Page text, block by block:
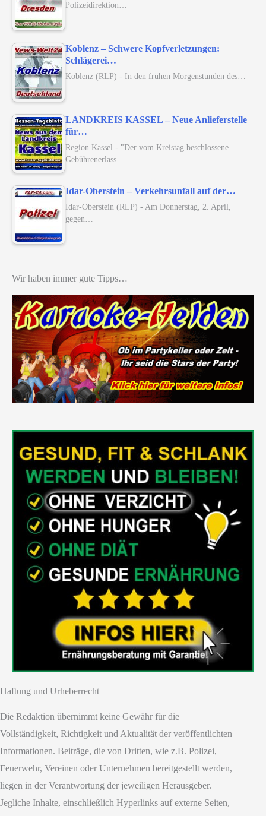
Polizeidirektion…
Koblenz – Schwere Kopfverletzungen:
Schlägerei…
Koblenz (RLP) - In den frühen Morgenstunden des…
LANDKREIS KASSEL – Neue Anlieferstelle
für…
Region Kassel - "Der vom Kreistag beschlossene
Gebührenerlass…
Idar-Oberstein – Verkehrsunfall auf der…
Idar-Oberstein (RLP) - Am Donnerstag, 2. April,
gegen…
Wir haben immer gute Tipps…
Haftung und Urheberrecht
Die Redaktion übernimmt keine Gewähr für die
Vollständigkeit, Richtigkeit und Aktualität der veröffentlichten
Informationen. Beiträge, die von Dritten, wie z.B. Polizei,
Feuerwehr, Vereinen oder Unternehmen bereitgestellt werden,
liegen in der Verantwortung der jeweiligen Herausgeber.
Jegliche Inhalte, einschließlich Hyperlinks auf externe Seiten,